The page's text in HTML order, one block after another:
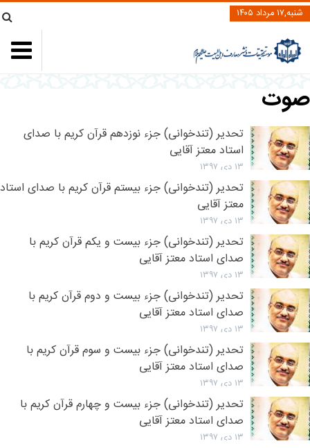
شنبه,۱۷ مرداد ۱۴۰۵
صوت
تحدیر (تندخوانی) جزء نوزدهم قرآن کریم با صدای
استاد معتز آقایی
۱۳ دی ۱۳۹۷
تحدیر (تندخوانی) جزء بیستم قرآن کریم با صدای استاد
معتز آقایی
۱۳ دی ۱۳۹۷
تحدیر (تندخوانی) جزء بیست و یکم قرآن کریم با
صدای استاد معتز آقایی
۱۳ دی ۱۳۹۷
تحدیر (تندخوانی) جزء بیست و دوم قرآن کریم با
صدای استاد معتز آقایی
۱۳ دی ۱۳۹۷
تحدیر (تندخوانی) جزء بیست و سوم قرآن کریم با
صدای استاد معتز آقایی
۱۳ دی ۱۳۹۷
تحدیر (تندخوانی) جزء بیست و چهارم قرآن کریم با
صدای استاد معتز آقایی
۱۳ دی ۱۳۹۷